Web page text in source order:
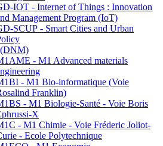
IOT - Internet of Things : Innovation
Management Program (IoT)
SCUP - Smart Cities and Urban
- M1 Advanced materials
- M1 Bio-informatique (Voie
Franklin)
- M1 Biologie-Santé - Voie Boris
X
- M1 Chimie - Voie Fréderic Joliot-
- Ecole Polytechnique